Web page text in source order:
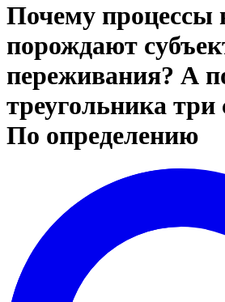
Почему процессы
порождают
переживания? А
треугольника
По определению